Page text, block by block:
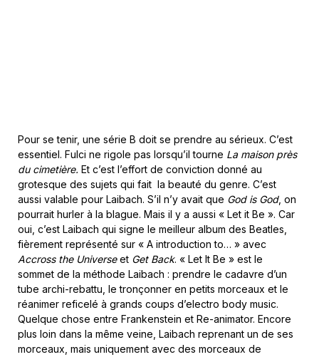
Pour se tenir, une série B doit se prendre au sérieux. C’est
essentiel. Fulci ne rigole pas lorsqu’il tourne La maison près
du cimetière. Et c’est l’effort de conviction donné au
grotesque des sujets qui fait la beauté du genre. C’est
aussi valable pour Laibach. S’il n’y avait que God is God, on
pourrait hurler à la blague. Mais il y a aussi « Let it Be ». Car
oui, c’est Laibach qui signe le meilleur album des Beatles,
fièrement représenté sur « A introduction to… » avec
Accross the Universeet Get Back. « Let It Be » est le
sommet de la méthode Laibach : prendre le cadavre d’un
tube archi-rebattu, le tronçonner en petits morceaux et le
réanimer reficelé à grands coups d’electro body music.
Quelque chose entre Frankenstein et Re-animator. Encore
plus loin dans la même veine, Laibach reprenant un de ses
morceaux, mais uniquement avec des morceaux de